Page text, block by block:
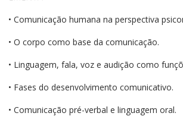
• Comunicação humana na perspectiva
• O corpo como base da comunicação.
• Linguagem, fala, voz e audição como
• Fases do desenvolvimento comunicativo.
• Comunicação pré-verbal e linguagem oral.